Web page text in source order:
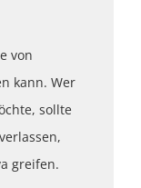
von
kann. Wer
sollte
greifen.